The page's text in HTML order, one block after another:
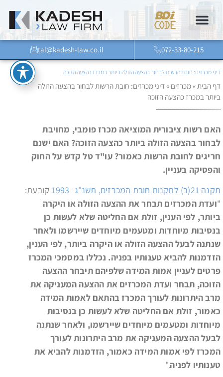
072-33-80-215
tal@kadesh-law.co.il
דיני מכרזים: חובת הרשות לבחור בהצעה הזולה ביותר במכרז כהצעה הזוכה
דף הבית »מכרזים »דיני מכרזים: חובת הרשות לבחור בהצעה הזולה
ביותר במכרז כהצעה הזוכה
האם רשות ציבורית המוציאה מכרז פומבי, מחויבת
לבחור בהצעה הזולה ביותר כהצעה הזוכה? האם ישנם
חריגים לחובת הרשות כאמור? עו"ד טל קדש על החוק
והפסיקה בעניין.
תקנה 21(ב) לתקנות חובת המכרזים, תשנ"ג- 1993
קובעת:
"ועדת המכרזים תבחר את ההצעה הזולה או היקרה
ביותר, לפי הענין, זולת אם החליטה שלא לעשות כן
בנסיבות מיוחדות ומטעמים מיוחדים שיירשמו ולאחר
שנתנה לבעל ההצעה הזולה או היקרה ביותר, לפי הענין,
הזדמנות להביא טענותיו בפניה. נכללו במסמכי המכרז
פרטים לעניין אמות המידה שלפיהם תיבחר ההצעה
הזוכה, תבחר ועדת המכרזים את ההצעה המעניקה את
מרב היתרונות לעורך המכרז בהתאם לאמות המידה
כאמור, זולת אם החליטה שלא לעשות כן בנסיבות
מיוחדות ומטעמים מיוחדים שיירשמו, ולאחר שנתנה
לבעל ההצעה המעניקה את מרב היתרונות לעורך
המכרז לפי אמות המידה כאמור, הזדמנות להביא את
טענותיו לפניה."